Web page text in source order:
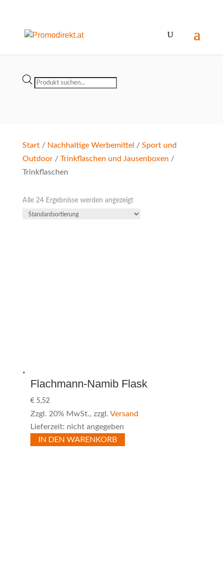
Products
Start/ Nachhaltige Werbemittel / Sport und
Outdoor/ Trinkflaschen und Jausenboxen /
Trinkflaschen
Alle 24 Ergebnisse werden angezeigt
Flachmann-Namib Flask
€5,52
Zzgl. 20% MwSt., zzgl. Versand
Lieferzeit: nicht angegeben
IN DEN WARENKORB